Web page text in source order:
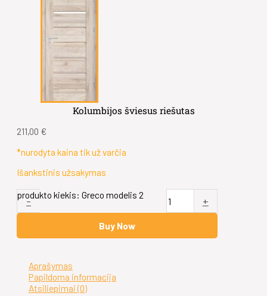
Kolumbijos šviesus riešutas
211,00 €
*nurodyta kaina tik už varčia
Išankstinis užsakymas
-
produkto kiekis: Greco modelis 2 +
Buy Now
Aprašymas
Papildoma informacija
Atsiliepimai (0)